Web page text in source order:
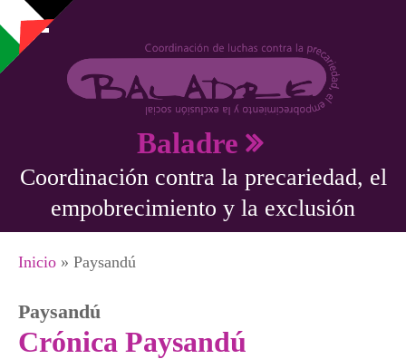
Pasar al contenido principal
Baladre
Coordinación contra la precariedad, el
empobrecimiento y la exclusión
Se encuentra usted aquí
Inicio » Paysandú
Paysandú
Crónica Paysandú